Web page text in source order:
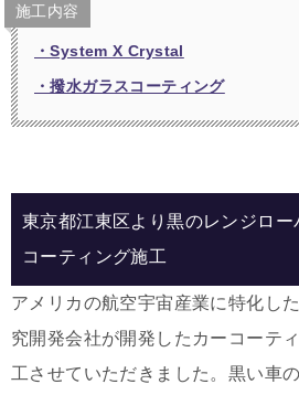
施工内容
・System X Crystal
・撥水ガラスコーティング
東京都江東区より黒のレンジロ
コーティング施工
アメリカの航空宇宙産業に特化し
究開発会社が開発したカーコーテ
工させていただきました。黒い車